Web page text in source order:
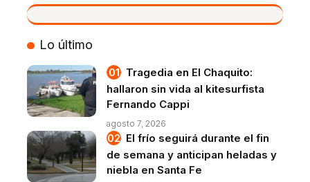
VIVO
Lo último
Tragedia en El Chaquito:
hallaron sin vida al kitesurfista
Fernando Cappi
agosto 7, 2026
El frío seguirá durante el fin
de semana y anticipan heladas y
niebla en Santa Fe